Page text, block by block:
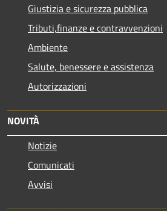
Giustizia e sicurezza pubblica
Tributi,finanze e contravvenzioni
Ambiente
Salute, benessere e assistenza
Autorizzazioni
NOVITÀ
Notizie
Comunicati
Avvisi